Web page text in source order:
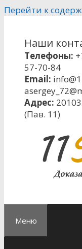
Перейти к
Наши
Телефоны:
57-70-84
Email:
Адрес:
(Пав. 11)
Меню